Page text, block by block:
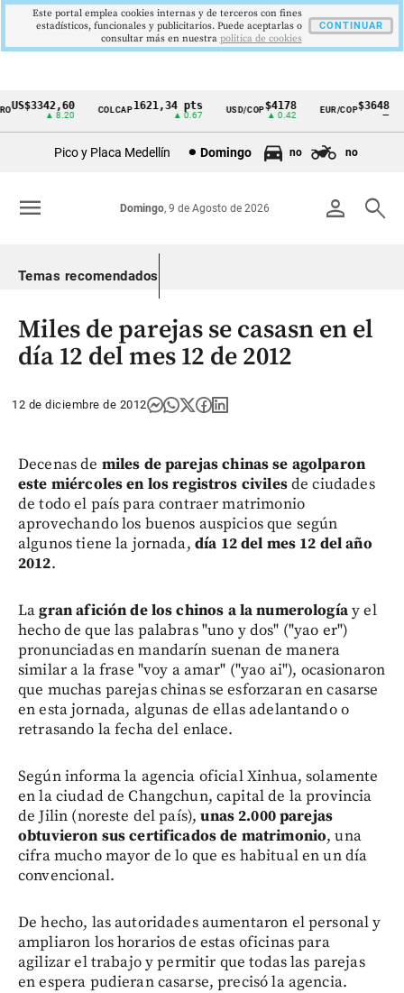
Cintillo
Colombia
US$3342,60
▲ 8.20
COLCAP1621,34 pts
▲ 0.67
USD/COP$4178
▲ 0.42
EUR/COP$3648
Pico y Placa Medellín Domingo no no
person search
Domingo, 9 de Agosto de 2026
menu
Temas recomendados
Miles de parejas se casasn en el
día 12 del mes 12 de 2012
12 de diciembre de 2012
Decenas de miles de parejas chinas se agolparon
este miércoles en los registros civilesde ciudades
de todo el país para contraer matrimonio
aprovechando los buenos auspicios que según
algunos tiene la jornada, día 12 del mes 12 del año
2012.
Lagran afición de los chinos a la numerologíay el
hecho de que las palabras "uno y dos" ("yao er")
pronunciadas en mandarín suenan de manera
similar a la frase "voy a amar" ("yao ai"), ocasionaron
que muchas parejas chinas se esforzaran en casarse
en esta jornada, algunas de ellas adelantando o
retrasando la fecha del enlace.
Según informa la agencia oficial Xinhua, solamente
en la ciudad de Changchun, capital de la provincia
de Jilin (noreste del país),unas 2.000 parejas
obtuvieron sus certificados de matrimonio, una
cifra mucho mayor de lo que es habitual en un día
convencional.
De hecho, las autoridades aumentaron el personal y
ampliaron los horarios de estas oficinas para
agilizar el trabajo y permitir que todas las parejas
en espera pudieran casarse, precisó la agencia.
Este portal emplea cookies internas y de terceros con fines
estadísticos, funcionales y publicitarios. Puede aceptarlas o
consultar más en nuestra politica de cookies
CONTINUAR